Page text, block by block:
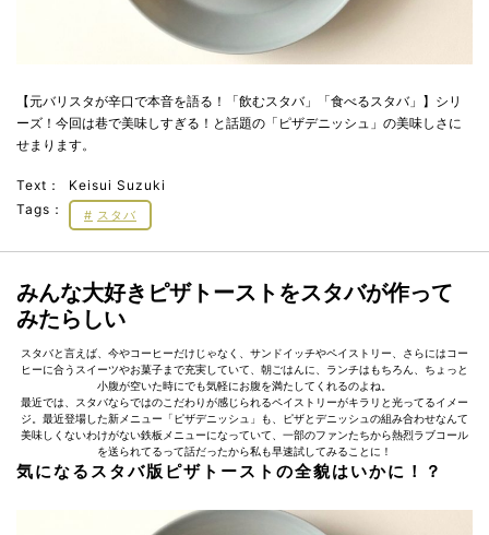
【元バリスタが辛口で本音を語る！「飲むスタバ」「食べるスタバ」】シリ
ーズ！今回は巷で美味しすぎる！と話題の「ピザデニッシュ」の美味しさに
せまります。
Text：
Keisui Suzuki
Tags：
スタバ
みんな大好きピザトーストをスタバが作って
みたらしい
スタバと言えば、今やコーヒーだけじゃなく、サンドイッチやペイストリー、さらにはコー
ヒーに合うスイーツやお菓子まで充実していて、朝ごはんに、ランチはもちろん、ちょっと
小腹が空いた時にでも気軽にお腹を満たしてくれるのよね。
最近では、スタバならではのこだわりが感じられるペイストリーがキラリと光ってるイメー
ジ。最近登場した新メニュー「ピザデニッシュ」も、ピザとデニッシュの組み合わせなんて
美味しくないわけがない鉄板メニューになっていて、一部のファンたちから熱烈ラブコール
を送られてるって話だったから私も早速試してみることに！
気になるスタバ版ピザトーストの全貌はいかに！？